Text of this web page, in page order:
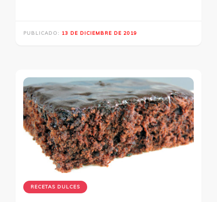
PUBLICADO: 13 DE DICIEMBRE DE 2019
RECETAS DULCES